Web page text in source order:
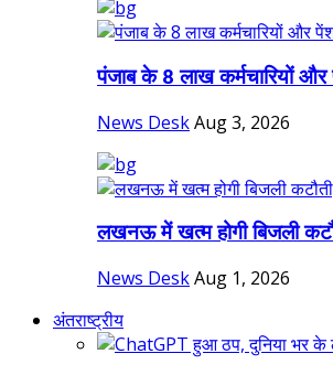
पंजाब के 8 लाख कर्मचारियों और
News DeskAug 3, 2026
लखनऊ में खत्म होगी बिजली
News DeskAug 1, 2026
अंतराष्ट्रीय